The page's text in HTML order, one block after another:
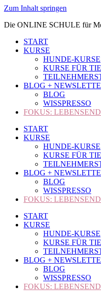
Zum Inhalt springen
Die ONLINE SCHULE für
START
KURSE
HUNDE-KURSE
KURSE FÜR
BLOG +
BLOG
WISSPRESSO
FOKUS:
START
KURSE
HUNDE-KURSE
KURSE FÜR
BLOG +
BLOG
WISSPRESSO
FOKUS:
START
KURSE
HUNDE-KURSE
KURSE FÜR
BLOG +
BLOG
WISSPRESSO
FOKUS: